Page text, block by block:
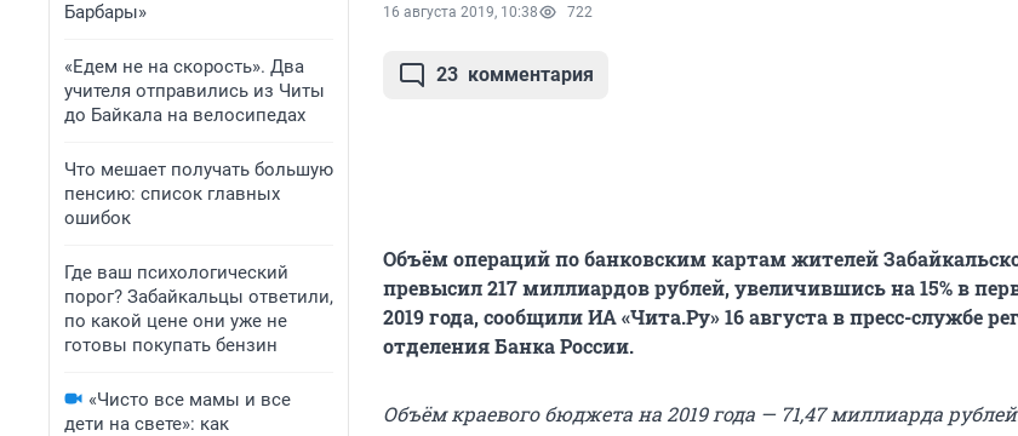
Барбары»
«Едем не на скорость». Два
учителя отправились из Читы
до Байкала на велосипедах
Что мешает получать большую
пенсию: список главных
ошибок
Где ваш психологический
порог? Забайкальцы ответили,
по какой цене они уже не
готовы покупать бензин
«Чисто все мамы и все
дети на свете»: как
16 августа 2019, 10:38 722
23 комментария
Объём операций по банковским картам жителей
превысил 217 миллиардов рублей, увеличившись на 15% в
2019 года, сообщили ИА «Чита.Ру» 16 августа в пресс-службе
отделения Банка России.
Объём краевого бюджета на 2019 года — 71,47 миллиарда